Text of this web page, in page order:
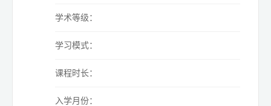
学术等级：
学习模式：
课程时长：
入学月份：